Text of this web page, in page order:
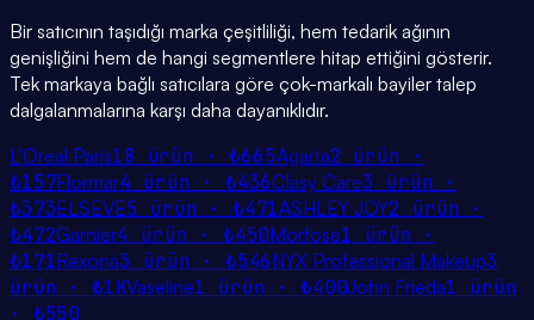
Bir satıcının taşıdığı marka çeşitliliği, hem tedarik ağının
genişliğini hem de hangi segmentlere hitap ettiğini gösterir.
Tek markaya bağlı satıcılara göre çok-markalı bayiler talep
dalgalanmalarına karşı daha dayanıklıdır.
L'Oreal Paris18 ürün ·₺665Agarta2 ürün ·
₺157Flormar4 ürün · ₺436Clasy Care3
ürün ·
₺373ELSEVE5 ürün · ₺471ASHLEY JOY2
ürün ·
₺472Garnier4 ürün · ₺450Morfose1
ürün ·
₺171Rexona3 ürün · ₺546NYX Professional Makeup3
ürün · ₺1KVaseline1 ürün · ₺400John Frieda1
ürün
· ₺550